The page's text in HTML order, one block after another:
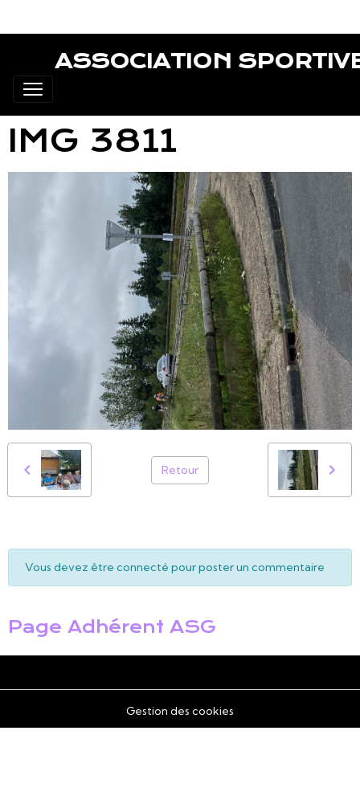
ASSOCIATION
IMG 3811
Retour
Vous devez être connecté pour poster un commentaire
Page Adhérent ASG
Gestion des cookies